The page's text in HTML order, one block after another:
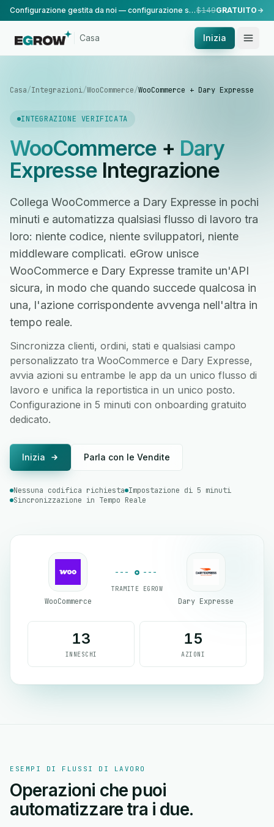
Configurazione gestita da noi — configurazione standard, eseguita dal nostro team.$149GRATUITO
Casa Inizia
Casa/Integrazioni/WooCommerce/WooCommerce + Dary Expresse
INTEGRAZIONE VERIFICATA
WooCommerce+ Dary
ExpresseIntegrazione
Collega WooCommerce a Dary Expresse in pochi
minuti e automatizza qualsiasi flusso di lavoro tra
loro: niente codice, niente sviluppatori, niente
middleware complicati. eGrow unisce
WooCommerce e Dary Expresse tramite un'API
sicura, in modo che quando succede qualcosa in
una, l'azione corrispondente avvenga nell'altra in
tempo reale.
Sincronizza clienti, ordini, stati e qualsiasi campo
personalizzato tra WooCommerce e Dary Expresse,
avvia azioni su entrambe le app da un unico flusso di
lavoro e unifica la reportistica in un unico posto.
Configurazione in 5 minuti con onboarding gratuito
dedicato.
Inizia Parla con le Vendite
Nessuna codifica richiesta Impostazione di 5 minuti
Sincronizzazione in Tempo Reale
WooCommerce
TRAMITE EGROW
Dary Expresse
13
INNESCHI
15
AZIONI
ESEMPI DI FLUSSI DI LAVORO
Operazioni che puoi
automatizzare tra i due.